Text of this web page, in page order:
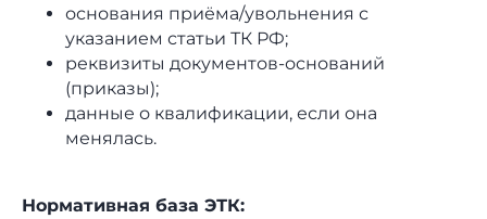
основания приёма/увольнения с
указанием статьи ТК РФ;
реквизиты документов-оснований
(приказы);
данные о квалификации, если она
менялась.
Нормативная база ЭТК: